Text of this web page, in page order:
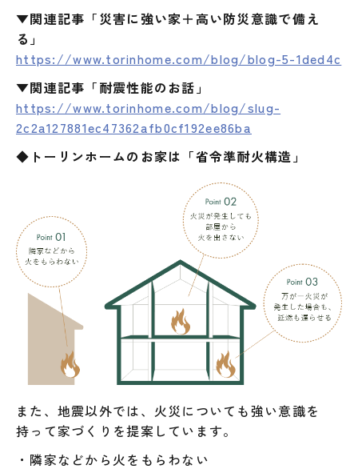
▼関連記事「災害に強い家＋高い防災意識で備え
る」
https://www.torinhome.com/blog/blog-5-1ded4c
▼関連記事「耐震性能のお話」
https://www.torinhome.com/blog/slug-
2c2a127881ec47362afb0cf192ee86ba
◆トーリンホームのお家は「省令準耐火構造」
また、地震以外では、火災についても強い意識を
持って家づくりを提案しています。
・隣家などから火をもらわない